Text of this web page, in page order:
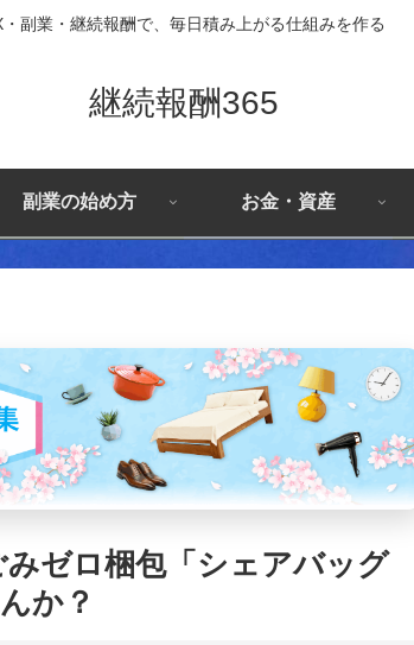
・副業・継続報酬で、毎日積み上がる仕組みを作る
継続報酬365
副業の始め方 お金・資産
ゼロ梱包「シェアバッグ
か？